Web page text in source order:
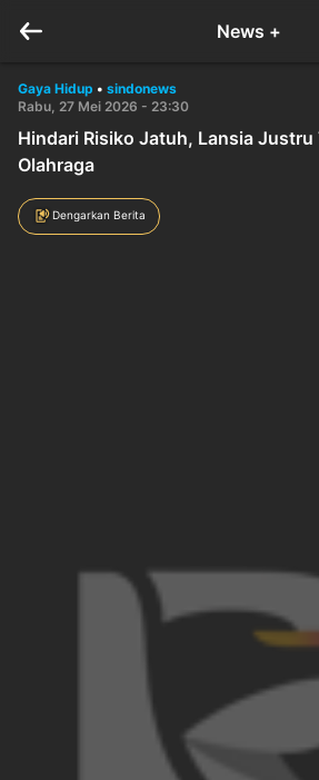
News +
Gaya Hidup • sindonews
Rabu, 27 Mei 2026 - 23:30
Hindari Risiko Jatuh, Lansia Justru
Olahraga
Dengarkan Berita